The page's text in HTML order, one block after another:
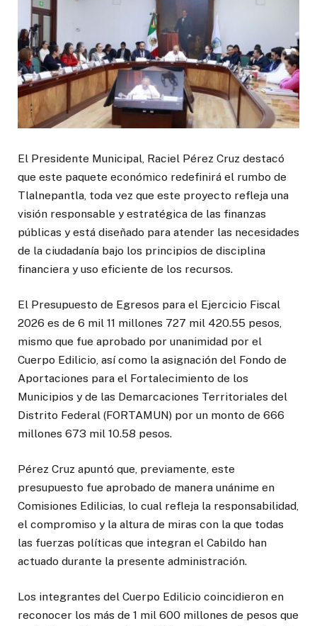
El Presidente Municipal, Raciel Pérez Cruz destacó
que este paquete económico redefinirá el rumbo de
Tlalnepantla, toda vez que este proyecto refleja una
visión responsable y estratégica de las finanzas
públicas y está diseñado para atender las necesidades
de la ciudadanía bajo los principios de disciplina
financiera y uso eficiente de los recursos.
El Presupuesto de Egresos para el Ejercicio Fiscal
2026 es de 6 mil 11 millones 727 mil 420.55 pesos,
mismo que fue aprobado por unanimidad por el
Cuerpo Edilicio, así como la asignación del Fondo de
Aportaciones para el Fortalecimiento de los
Municipios y de las Demarcaciones Territoriales del
Distrito Federal (FORTAMUN) por un monto de 666
millones 673 mil 10.58 pesos.
Pérez Cruz apuntó que, previamente, este
presupuesto fue aprobado de manera unánime en
Comisiones Edilicias, lo cual refleja la responsabilidad,
el compromiso y la altura de miras con la que todas
las fuerzas políticas que integran el Cabildo han
actuado durante la presente administración.
Los integrantes del Cuerpo Edilicio coincidieron en
reconocer los más de 1 mil 600 millones de pesos que